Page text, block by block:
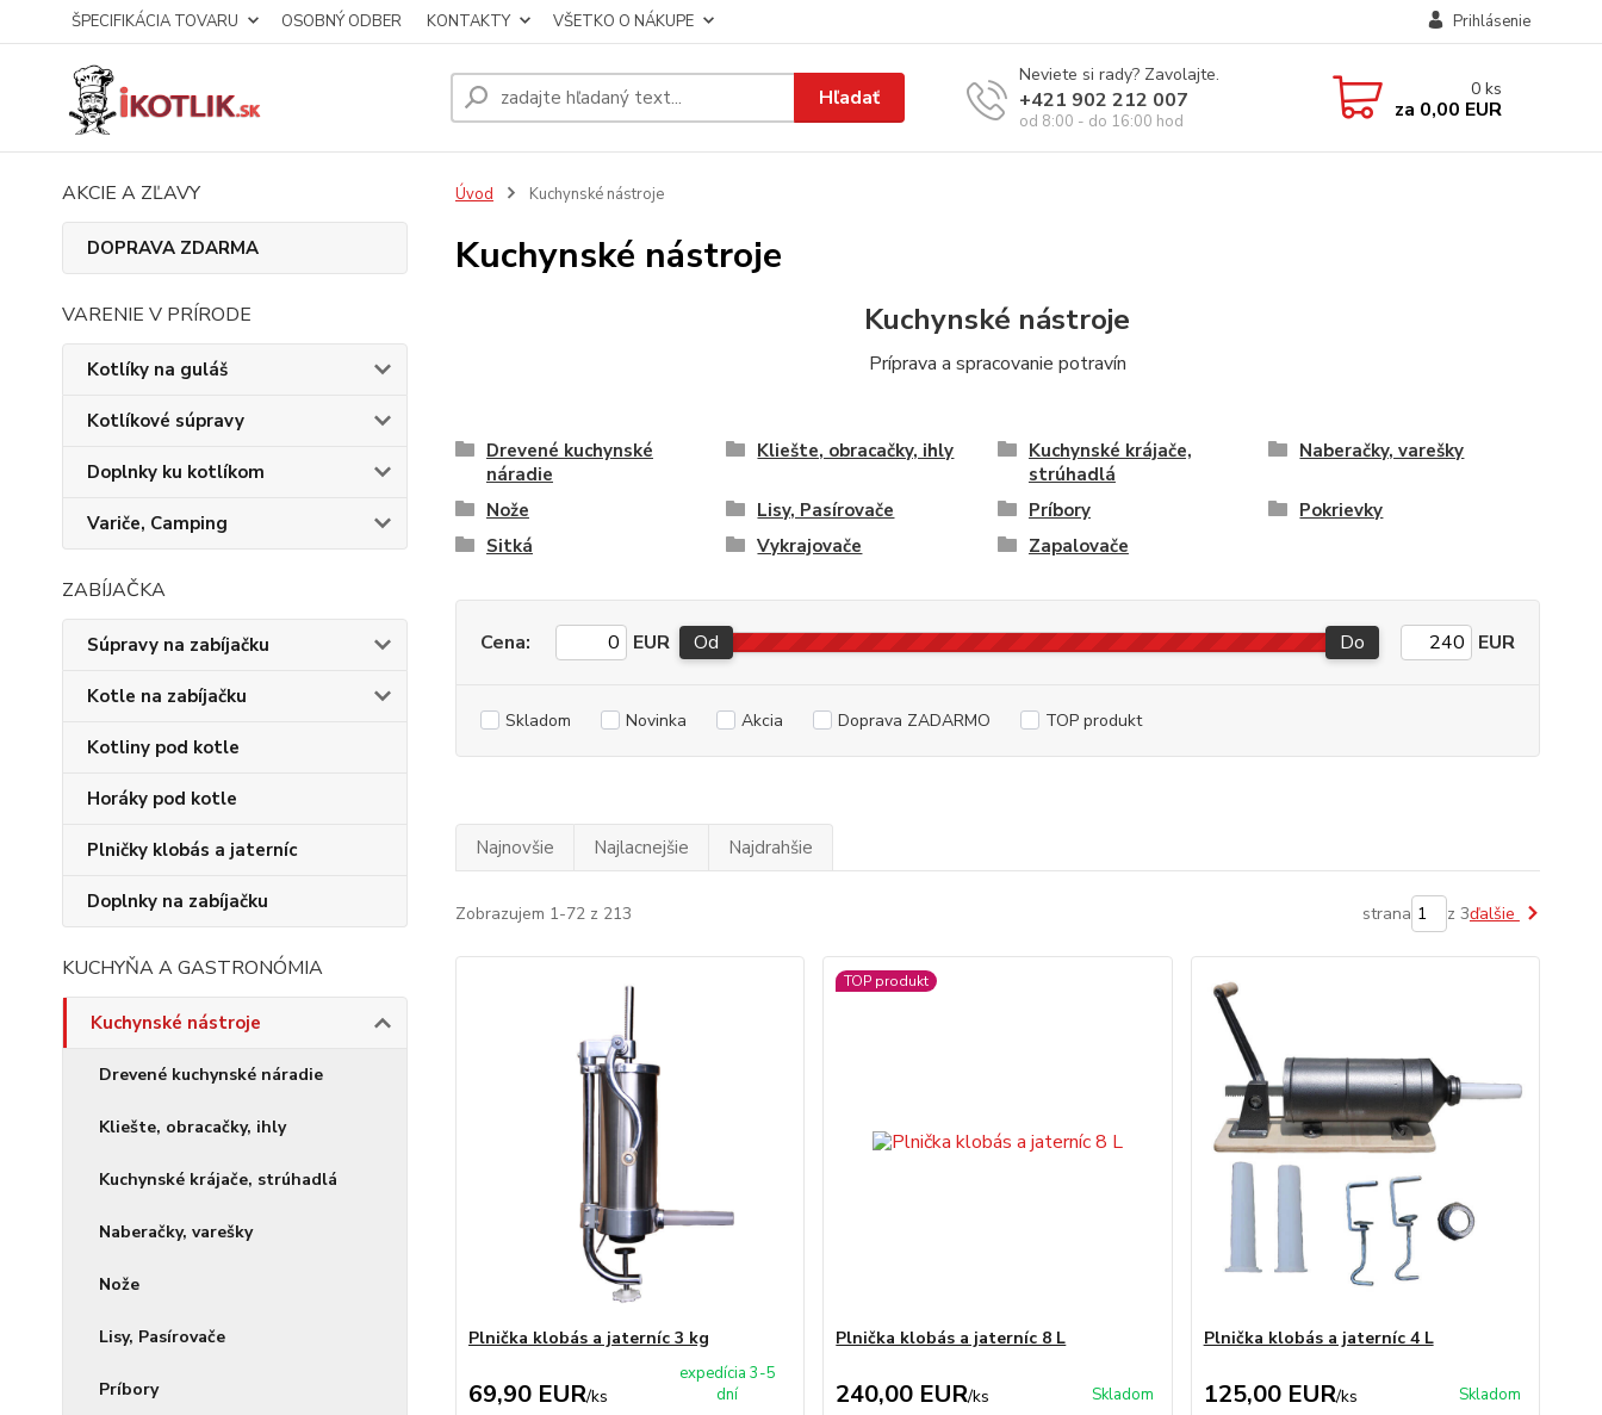
ŠPECIFIKÁCIA TOVARU OSOBNÝ ODBER KONTAKTY VŠETKO O NÁKUPE Prihlásenie
Hľadať
Neviete si rady? Zavolajte.
+421 902 212 007
od 8:00 - do 16:00 hod
0 ks
za 0,00 EUR
AKCIE A ZĽAVY
DOPRAVA ZDARMA
VARENIE V PRÍRODE
Kotlíky na guláš
Kotlíkové súpravy
Doplnky ku kotlíkom
Variče, Camping
ZABÍJAČKA
Súpravy na zabíjačku
Kotle na zabíjačku
Kotliny pod kotle
Horáky pod kotle
Plničky klobás a jaterníc
Doplnky na zabíjačku
KUCHYŇA A GASTRONÓMIA
Kuchynské nástroje
Drevené kuchynské náradie
Kliešte, obracačky, ihly
Kuchynské krájače, strúhadlá
Naberačky, varešky
Nože
Lisy, Pasírovače
Príbory
Úvod Kuchynské nástroje
Kuchynské nástroje
Kuchynské nástroje
Príprava a spracovanie potravín
Drevené kuchynské
náradie
Kliešte, obracačky, ihly
Kuchynské krájače,
strúhadlá
Naberačky, varešky
Nože Lisy, Pasírovače Príbory
Pokrievky
Sitká
Vykrajovače Zapalovače
Cena: EUR Od Do EUR
Skladom Novinka Akcia Doprava ZADARMO TOP produkt
Najnovšie Najlacnejšie Najdrahšie
Zobrazujem 1-72 z 213 strana z 3ďalšie
Plnička klobás a jaterníc 3 kg
69,90 EUR/ks
expedícia 3-5
dní
TOP produkt
Plnička klobás a jaterníc 8 L
240,00 EUR/ks Skladom
Plnička klobás a jaterníc 4 L
125,00 EUR/ks Skladom